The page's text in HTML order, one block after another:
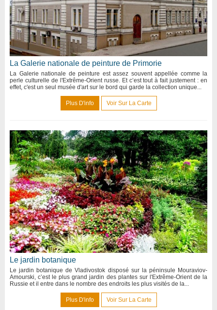
La Galerie nationale de peinture de Primorie
La Galerie nationale de peinture est assez souvent appellée comme la
perle culturelle de l'Extrême-Orient russe. Et c’est tout à fait justement : en
effet, c'est un seul musée d'art sur le bord qui garde la collection unique...
Plus D'info Voir Sur La Carte
Le jardin botanique
Le jardin botanique de Vladivostok disposé sur la péninsule Mouraviov-
Amourski, c’est le plus grand jardin des plantes sur l'Extrême-Orient de la
Russie et il entre dans le nombre des endroits les plus visités de la...
Plus D'info Voir Sur La Carte